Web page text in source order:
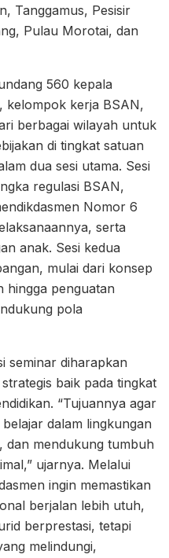
Tanggamus, Pesisir
Pulau Morotai, dan
560 kepala
kelompok kerja BSAN,
berbagai wilayah untuk
di tingkat satuan
dua sesi utama. Sesi
regulasi BSAN,
Nomor 6
serta
anak. Sesi kedua
mulai dari konsep
hingga penguatan
pola
seminar diharapkan
baik pada tingkat
“Tujuannya agar
dalam lingkungan
dan mendukung tumbuh
ujarnya. Melalui
ingin memastikan
berjalan lebih utuh,
berprestasi, tetapi
melindungi,